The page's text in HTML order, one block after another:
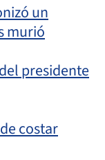
un
murió
presidente
costar